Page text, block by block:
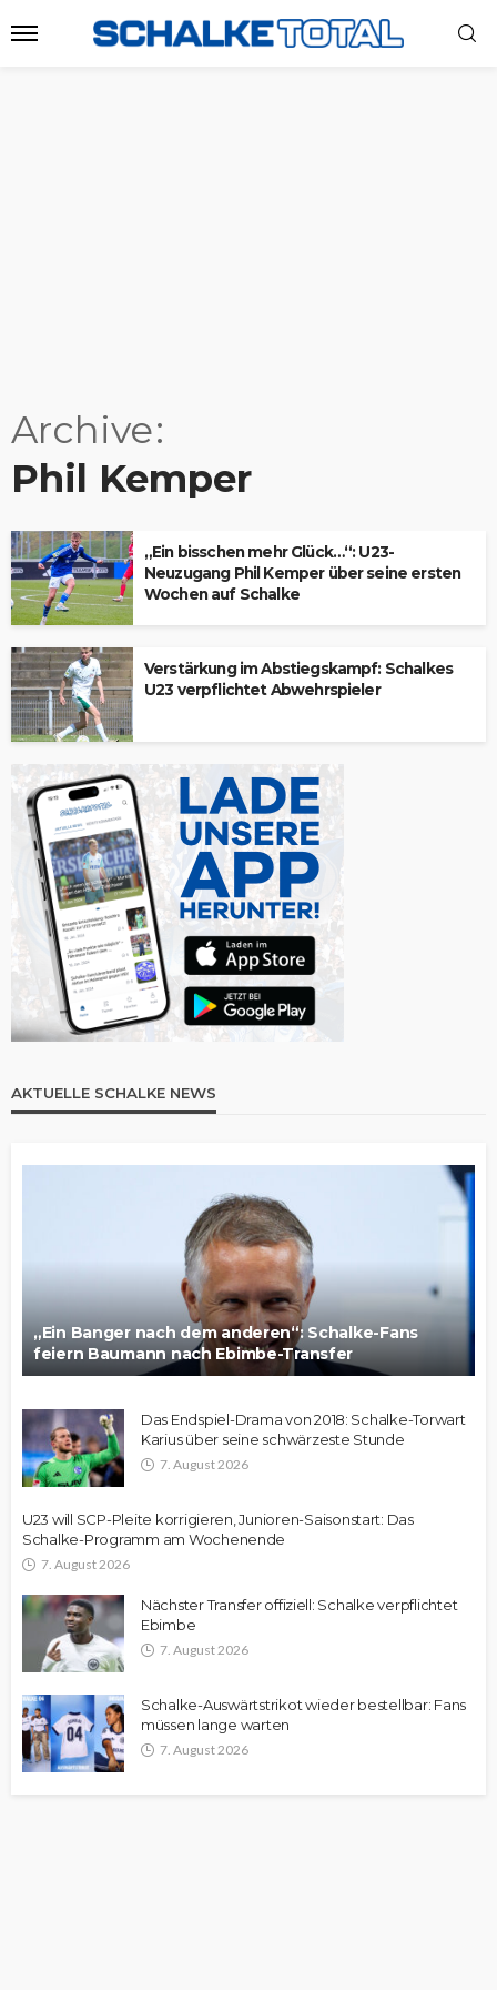
Archive
Phil Kemper
„Ein bisschen mehr Glück…“: U23-
Neuzugang Phil Kemper über seine ersten
Wochen auf Schalke
Verstärkung im Abstiegskampf: Schalkes
U23 verpflichtet Abwehrspieler
AKTUELLE SCHALKE NEWS
„Ein Banger nach dem anderen“: Schalke-Fans
feiern Baumann nach Ebimbe-Transfer
Das Endspiel-Drama von 2018: Schalke-Torwart
Karius über seine schwärzeste Stunde
7. August 2026
U23 will SCP-Pleite korrigieren, Junioren-Saisonstart: Das
Schalke-Programm am Wochenende
7. August 2026
Nächster Transfer offiziell: Schalke verpflichtet
Ebimbe
7. August 2026
Schalke-Auswärtstrikot wieder bestellbar: Fans
müssen lange warten
7. August 2026